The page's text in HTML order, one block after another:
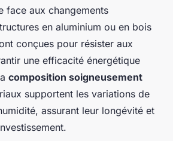
face aux changements
en aluminium ou en bois
conçues pour résister aux
une efficacité énergétique
composition soigneusement
supportent les variations de
assurant leur longévité et